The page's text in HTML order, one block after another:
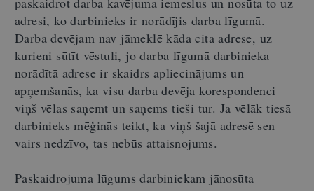
adresi, ko darbinieks ir norādījis darba līgumā.
Darba devējam nav jāmeklē kāda cita adrese, uz
kurieni sūtīt vēstuli, jo darba līgumā darbinieka
norādītā adrese ir skaidrs apliecinājums un
apņemšanās, ka visu darba devēja korespondenci
viņš vēlas saņemt un saņems tieši tur. Ja vēlāk tiesā
darbinieks mēģinās teikt, ka viņš šajā adresē sen
vairs nedzīvo, tas nebūs attaisnojums.
Paskaidrojuma lūgums darbiniekam jānosūta